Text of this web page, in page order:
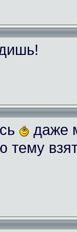
даже
тему